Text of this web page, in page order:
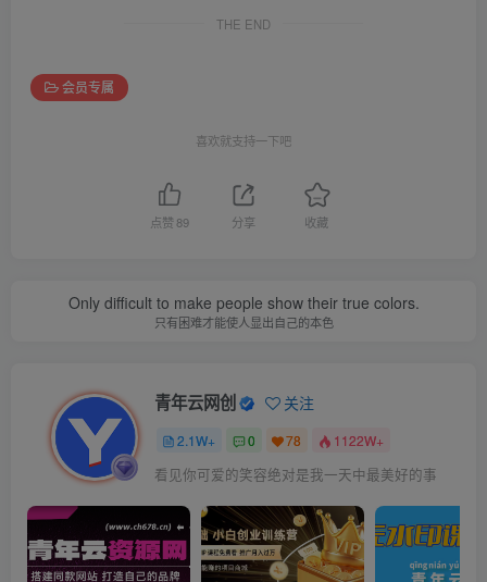
THE END
会员专属
喜欢就支持一下吧
点赞89 分享 收藏
Only difficult to make people show their true colors.
只有困难才能使人显出自己的本色
青年云网创 关注
2.1W+ 0 78 1122W+
看见你可爱的笑容绝对是我一天中最美好的事